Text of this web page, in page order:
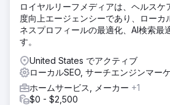
ロイヤルリーフメディアは、ヘルスケ
度向上エージェンシーであり、ロー
ネスプロフィールの最適化、AI検索最
す。
United States でアクティブ
ローカルSEO, サーチエンジンマー
ホームサービス, メーカー +1
$0 - $2,500